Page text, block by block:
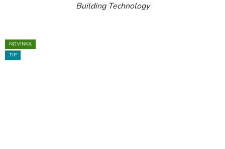
Building Technology
NOVINKA
TIP